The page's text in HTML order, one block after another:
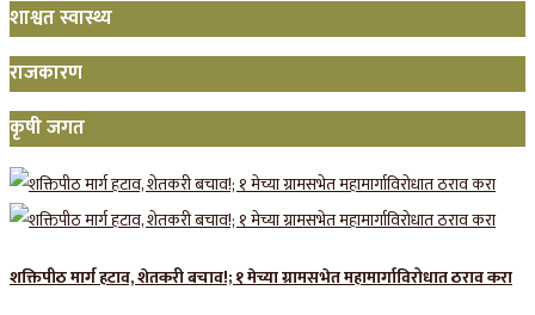
शाश्वत स्वास्थ्य
राजकारण
कृषी जगत
शक्तिपीठ मार्ग हटाव, शेतकरी बचाव!; १ मेच्या ग्रामसभेत महामार्गाविरोधात ठराव करा